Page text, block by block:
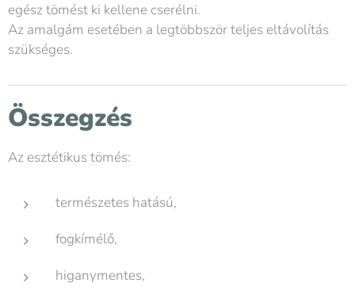
egész tömést ki kellene cserélni.
Az amalgám esetében a legtöbbször teljes eltávolítás
szükséges.
Összegzés
Az esztétikus tömés:
természetes hatású,
fogkímélő,
higanymentes,